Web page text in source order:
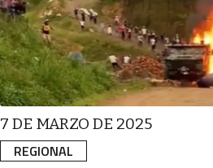
REGIONAL
7 DE MARZO DE 2025